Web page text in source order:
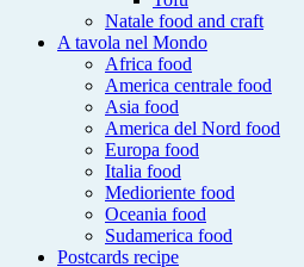
Natale food and craft
A tavola nel Mondo
Africa food
America centrale food
Asia food
America del Nord food
Europa food
Italia food
Medioriente food
Oceania food
Sudamerica food
Postcards recipe